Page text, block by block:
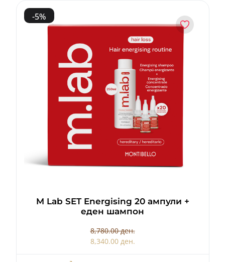
-5%
M Lab SET Energising 20 ампули +
еден шампон
8,780.00 ден.
8,340.00 ден.